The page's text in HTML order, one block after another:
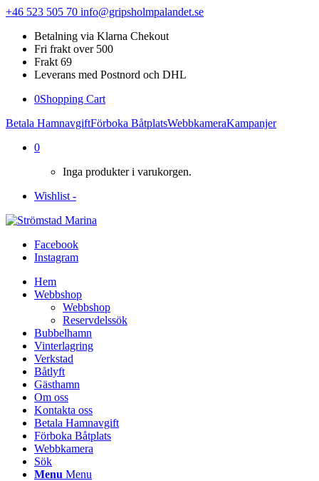
+46 523 505 70 info@gripsholmpalandet.se
Betalning via Klarna Chekout
Fri frakt over 500
Frakt 69
Leverans med Postnord och DHL
0Shopping Cart
Betala HamnavgiftFörboka BåtplatsWebbkameraKampanjer
0
Inga produkter i varukorgen.
Wishlist -
Facebook
Instagram
Hem
Webbshop
Webbshop
Reservdelssök
Bubbelhamn
Vinterlagring
Verkstad
Båtlyft
Gästhamn
Om oss
Kontakta oss
Betala Hamnavgift
Förboka Båtplats
Webbkamera
Sök
Menu Menu